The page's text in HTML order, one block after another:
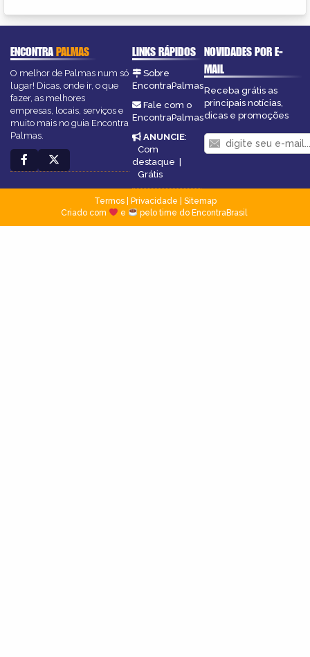
ENCONTRAPALMAS
O melhor de Palmas num só
lugar! Dicas, onde ir, o que
fazer, as melhores
empresas, locais, serviços e
muito mais no guia Encontra
Palmas.
LINKS RÁPIDOS
Sobre
EncontraPalmas
Fale com o
EncontraPalmas
ANUNCIE:
Com
destaque |
Grátis
NOVIDADES POR E-
MAIL
Receba grátis as
principais notícias,
dicas e promoções
Termos| Privacidade
Sitemap
Criado com
e pelo time do EncontraBrasil